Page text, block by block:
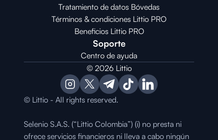
Tratamiento de datos Bóvedas
Términos & condiciones Littio PRO
Beneficios Littio PRO
Soporte
Centro de ayuda
© 2026 Littio
© Littio - All rights reserved.
Selenio S.A.S. (“Littio Colombia”) (i) no presta ni
ofrece servicios financieros ni lleva a cabo ningún